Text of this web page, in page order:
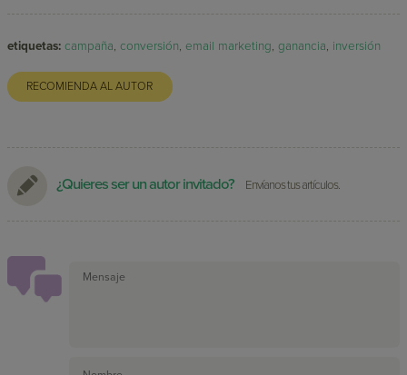
etiquetas: campaña,conversión,email marketing,ganancia, inversión
RECOMIENDA AL AUTOR
¿Quieres ser un autor invitado? Envíanos tus artículos.